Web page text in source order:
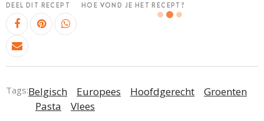
DEEL DIT RECEPT HOE VOND JE HET RECEPT?
Tags:Belgisch Europees Hoofdgerecht
Groenten
Pasta
Vlees